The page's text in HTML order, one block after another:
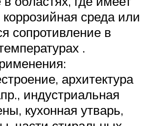
среда или
сопротивление в
.
архитектура
индустриальная
кухонная утварь,